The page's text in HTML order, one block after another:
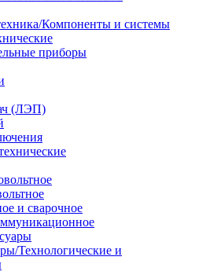
Компоненты и системы
приборы
(ЛЭП)
и сварочное
Технологические и